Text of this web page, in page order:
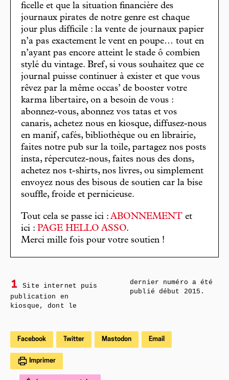
ficelle et que la situation financière des
journaux pirates de notre genre est chaque
jour plus difficile : la vente de journaux papier
n’a pas exactement le vent en poupe… tout en
n’ayant pas encore atteint le stade ô combien
stylé du vintage. Bref, si vous souhaitez que ce
journal puisse continuer à exister et que vous
rêvez par la même occas’ de booster votre
karma libertaire, on a besoin de vous :
abonnez-vous, abonnez vos tatas et vos
canaris, achetez nous en kiosque, diffusez-nous
en manif, cafés, bibliothèque ou en librairie,
faites notre pub sur la toile, partagez nos posts
insta, répercutez-nous, faites nous des dons,
achetez nos t-shirts, nos livres, ou simplement
envoyez nous des bisous de soutien car la bise
souffle, froide et pernicieuse.
Tout cela se passe ici : ABONNEMENT et
ici : PAGE HELLO ASSO.
Merci mille fois pour votre soutien !
1
Site internet puis
publication en
kiosque, dont le
dernier numéro a été
publié début 2015.
Facebook Twitter Mastodon Email
Imprimer